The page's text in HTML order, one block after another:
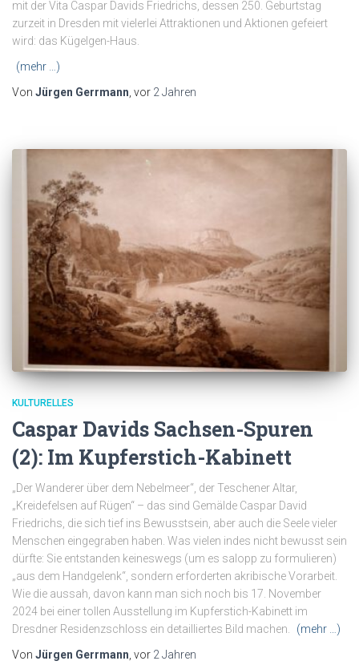
mit der Vita Caspar Davids Friedrichs, dessen 250. Geburtstag
zurzeit in Dresden mit vielerlei Attraktionen und Aktionen gefeiert
wird: das Kügelgen-Haus.
(mehr …)
Von Jürgen Gerrmann , vor 2 Jahren
KULTURELLES
Caspar Davids Sachsen-Spuren
(2): Im Kupferstich-Kabinett
„Der Wanderer über dem Nebelmeer“, der Teschener Altar,
„Kreidefelsen auf Rügen“ – das sind Gemälde Caspar David
Friedrichs, die sich tief ins Bewusstsein, aber auch die Seele vieler
Menschen eingegraben haben. Was vielen indes nicht bewusst sein
dürfte: Sie entstanden keineswegs (um es salopp zu formulieren)
„aus dem Handgelenk“, sondern erforderten akribische Vorarbeit.
Wie die aussah, davon kann man sich noch bis 17. November
2024 bei einer tollen Ausstellung im Kupferstich-Kabinett im
Dresdner Residenzschloss ein detailliertes Bild machen.
(mehr …)
Von Jürgen Gerrmann, vor 2 Jahren